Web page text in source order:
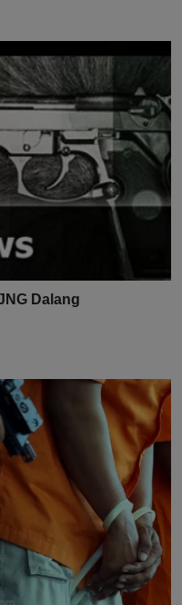
Dalang